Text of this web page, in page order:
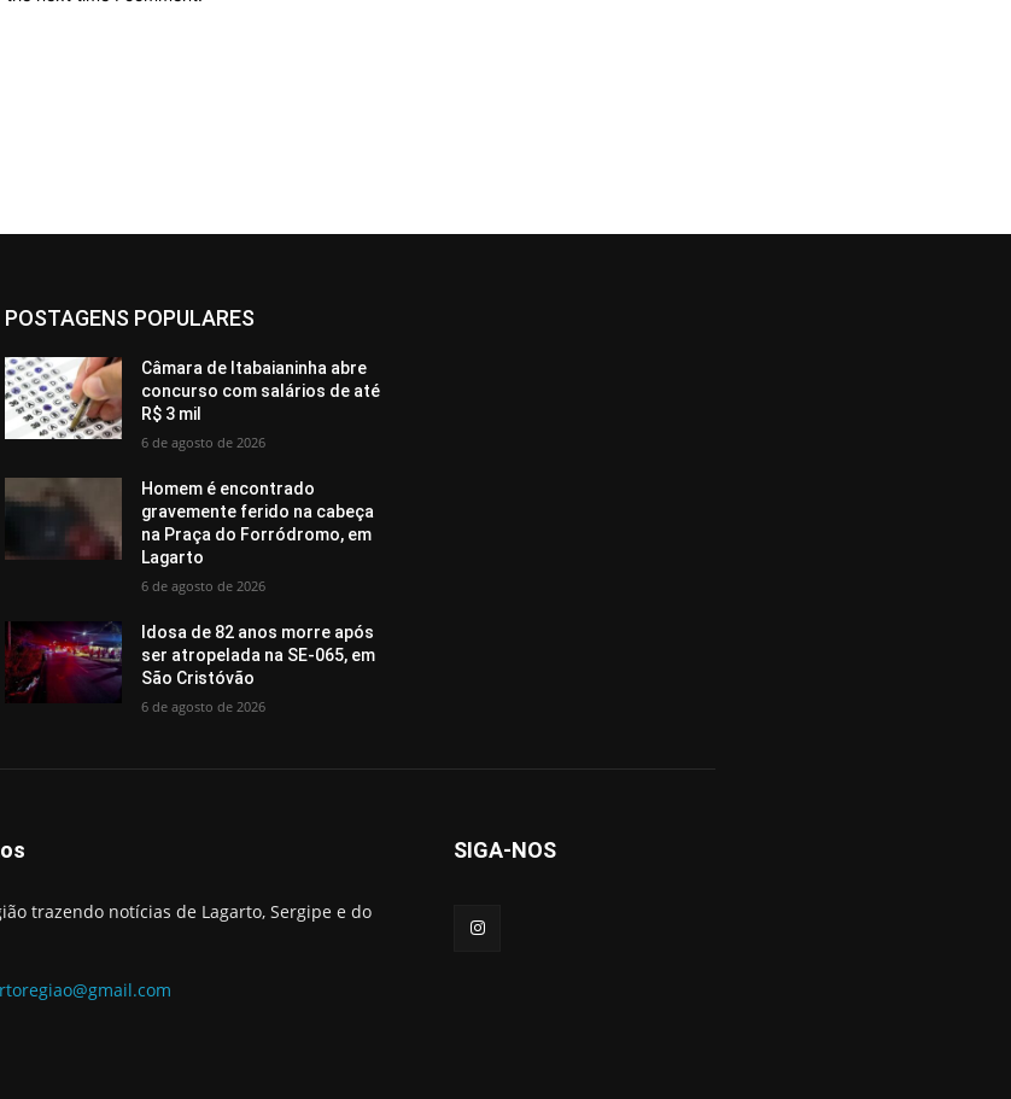
POSTAGENS POPULARES
Câmara de Itabaianinha abre
concurso com salários de até
R$ 3 mil
6 de agosto de 2026
Homem é encontrado
gravemente ferido na cabeça
na Praça do Forródromo, em
Lagarto
6 de agosto de 2026
Idosa de 82 anos morre após
ser atropelada na SE-065, em
São Cristóvão
6 de agosto de 2026
trazendo notícias de Lagarto, Sergipe e do
SIGA-NOS